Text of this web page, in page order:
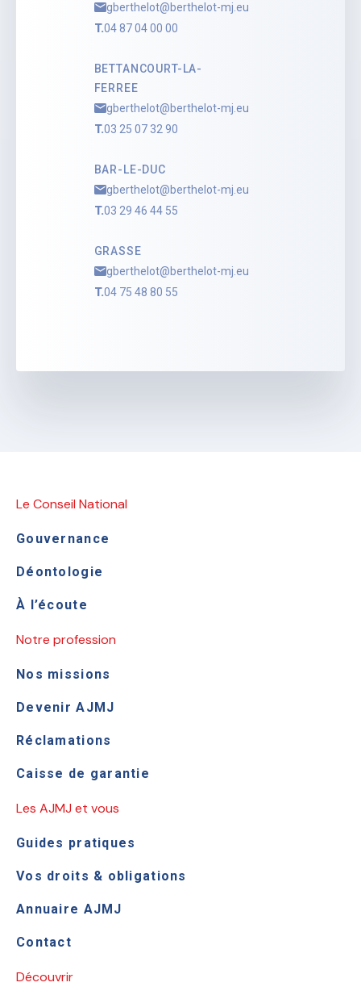
gberthelot@berthelot-mj.eu
T.04 87 04 00 00
BETTANCOURT-LA-
FERREE
gberthelot@berthelot-mj.eu
T.03 25 07 32 90
BAR-LE-DUC
gberthelot@berthelot-mj.eu
T.03 29 46 44 55
GRASSE
gberthelot@berthelot-mj.eu
T.04 75 48 80 55
Le Conseil National
Gouvernance
Déontologie
À l’écoute
Notre profession
Nos missions
Devenir AJMJ
Réclamations
Caisse de garantie
Les AJMJ et vous
Guides pratiques
Vos droits & obligations
Annuaire AJMJ
Contact
Découvrir